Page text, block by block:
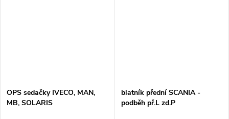
OPS sedačky IVECO, MAN,
MB, SOLARIS
blatník přední SCANIA -
podběh př.L zd.P